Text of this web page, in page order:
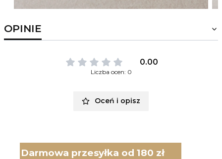
OPINIE
0.00
Liczba ocen: 0
Oceń i opisz
Darmowa przesyłka od 180 zł